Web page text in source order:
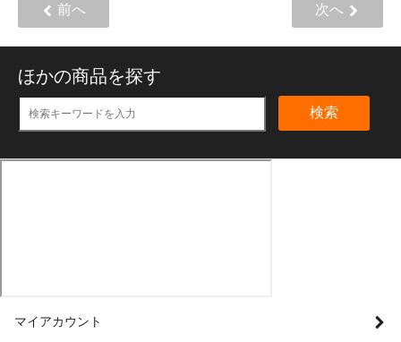
前へ 次へ
ほかの商品を探す
検索
マイアカウント